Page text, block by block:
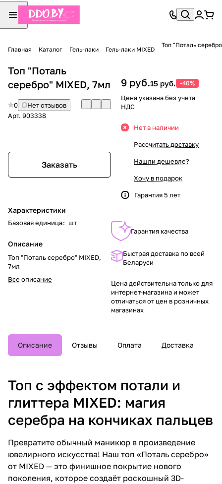
Главная Каталог Гель-лаки Гель-лаки MIXED
Топ "Поталь
Топ "Поталь
серебро" MIXED, 7мл
0
Нет отзывов
Арт. 903338
Заказать
Характеристики
Базовая единица: шт
Описание
Топ "Поталь серебро" MIXED,
7мл
Все описание
9 руб.15 руб. -40%
Цена указана без учета
НДС
Нет в наличии
Рассчитать доставку
Нашли дешевле?
Хочу в подарок
Гарантия 5 лет
Гарантия качества
Быстрая доставка по всей
Беларуси
Цена действительна только для
интернет-магазина и может
отличаться от цен в розничных
магазинах
Описание Отзывы Оплата Доставка
Топ с эффектом потали и
глиттера MIXED: магия
серебра на кончиках пальцев
Превратите обычный маникюр в произведение
ювелирного искусства! Наш топ «Поталь серебро»
от MIXED — это финишное покрытие нового
поколения, которое создаёт роскошный 3D-